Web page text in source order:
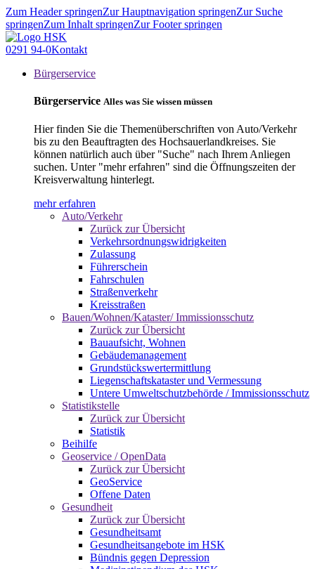
Zum Header springenZur Hauptnavigation springenZur Suche
springenZum Inhalt springenZur Footer springen
0291 94-0Kontakt
Bürgerservice
Bürgerservice Alles was Sie wissen müssen
Hier finden Sie die Themenüberschriften von Auto/Verkehr
bis zu den Beauftragten des Hochsauerlandkreises. Sie
können natürlich auch über "Suche" nach Ihrem Anliegen
suchen. Unter "mehr erfahren" sind die Öffnungszeiten der
Kreisverwaltung hinterlegt.
mehr erfahren
Auto/Verkehr
Zurück zur Übersicht
Verkehrsordnungswidrigkeiten
Zulassung
Führerschein
Fahrschulen
Straßenverkehr
Kreisstraßen
Bauen/Wohnen/Kataster/ Immissionsschutz
Zurück zur Übersicht
Bauaufsicht, Wohnen
Gebäudemanagement
Grundstückswertermittlung
Liegenschaftskataster und Vermessung
Untere Umweltschutzbehörde / Immissionsschutz
Statistikstelle
Zurück zur Übersicht
Statistik
Beihilfe
Geoservice / OpenData
Zurück zur Übersicht
GeoService
Offene Daten
Gesundheit
Zurück zur Übersicht
Gesundheitsamt
Gesundheitsangebote im HSK
Bündnis gegen Depression